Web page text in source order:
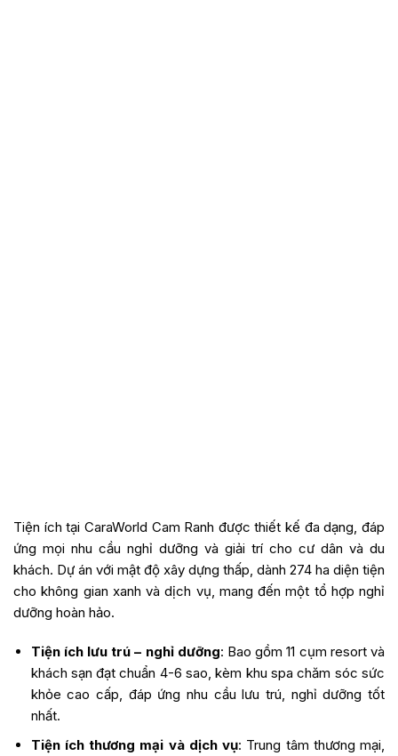
Tiện ích tại CaraWorld Cam Ranh được thiết kế đa dạng, đáp
ứng mọi nhu cầu nghỉ dưỡng và giải trí cho cư dân và du
khách. Dự án với mật độ xây dựng thấp, dành 274 ha diện tiện
cho không gian xanh và dịch vụ, mang đến một tổ hợp nghỉ
dưỡng hoàn hảo.
Tiện ích lưu trú – nghỉ dưỡng: Bao gồm 11 cụm resort và
khách sạn đạt chuẩn 4-6 sao, kèm khu spa chăm sóc sức
khỏe cao cấp, đáp ứng nhu cầu lưu trú, nghỉ dưỡng tốt
nhất.
Tiện ích thương mại và dịch vụ: Trung tâm thương mại,